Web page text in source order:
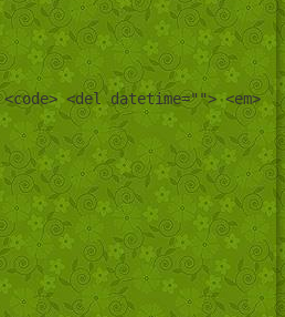
<del datetime=""> <em>